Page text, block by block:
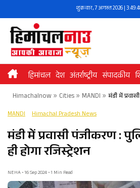
to
content
शुक्रवार, 7 अगस्त 2026 |
हिमांचल देश अंतर्राष्ट्रीय संपादकीय
Himachalnow» Cities» MANDI » मंडी में
MANDI Himachal Pradesh News
मंडी में प्रवासी पंजीकरण :
ही होगा रजिस्ट्रेशन
NEHA • 16 Sep 2024 • 1 Min Read